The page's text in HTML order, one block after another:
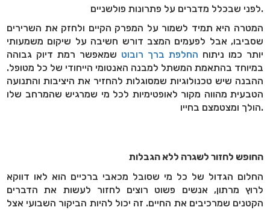
המטרה היא תמיד לשמור על המפרק הקיים ולחזק את השרירים
שסביבו, אבל לפעמים המצב דורש חשיבה על שיקום משמעותי
יותר כמו ניתוחהחלפת ברך רובוטשמאפשר רמת דיוק גבוהה
במיוחד בהתאמת המשתל למבנה האנטומי הייחודי של כל מטופל.
ההבנה שיש טכנולוגיות שמסוגלות להחזיר את היציבות והתנועה
הטבעית מהווה מקור לאופטימיות לכל מי שמרגיש שהמרחב שלו
החופש לחזור לשגרה ללא הגבלות
החלום הגדול של כל מי שסובל מכאבי ברכיים הוא לאו דווקא
לרוץ מרתון, אנשים פשוט רוצים לחזור לעשות את הדברים
הקטנים שמרכיבים את החיים. זה יכול להיות הביקור השבועי אצל